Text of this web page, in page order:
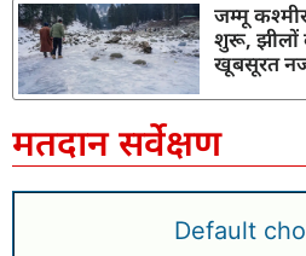
जम्मू
शुरू, झीलों
खूबसूरत
मतदान सर्वेक्षण
Default